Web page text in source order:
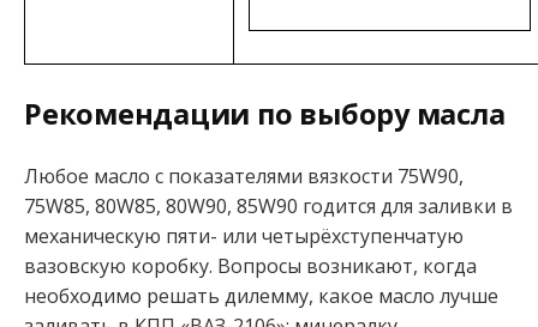
Рекомендации по выбору масла
Любое масло с показателями вязкости 75W90,
75W85, 80W85, 80W90, 85W90 годится для заливки в
механическую пяти- или четырёхступенчатую
вазовскую коробку. Вопросы возникают, когда
необходимо решать дилемму, какое масло лучше